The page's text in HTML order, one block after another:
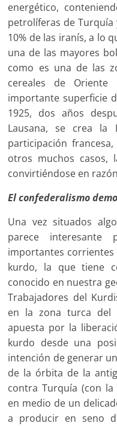
energético,
petrolíferas de Turquía
10% de las iranís, a lo
una de las mayores
como es una de las
cereales de
importante superficie
1925, dos años
Lausana, se crea la
participación
otros muchos casos,
convirtiéndose en
El confederalismo
Una vez situados
parece
importantes corrientes
kurdo, la que tiene
conocido en nuestra
Trabajadores del
en la zona turca del
apuesta por la
kurdo desde una
intención de generar
de la órbita de la
contra Turquía (con
en medio de un
a producir en seno